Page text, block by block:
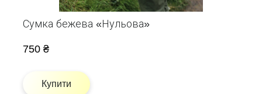
Сумка бежева «Нульова»
750 ₴
Купити